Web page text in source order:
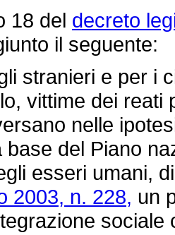
18 del decreto
il seguente:
stranieri e per i
vittime dei reati
nelle
base del Piano
esseri umani,
2003, n. 228, un